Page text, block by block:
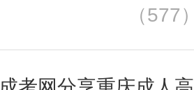
（577